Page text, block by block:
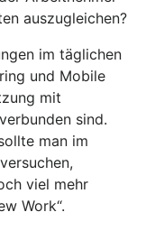
auszugleichen?
im täglichen
und Mobile
mit
sind.
man im
viel mehr
Work“.